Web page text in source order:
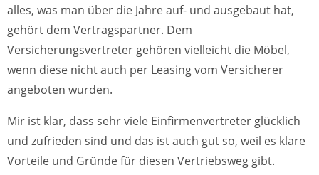
alles, was man über die Jahre auf- und ausgebaut hat,
gehört dem Vertragspartner. Dem
Versicherungsvertreter gehören vielleicht die Möbel,
wenn diese nicht auch per Leasing vom Versicherer
angeboten wurden.
Mir ist klar, dass sehr viele Einfirmenvertreter glücklich
und zufrieden sind und das ist auch gut so, weil es klare
Vorteile und Gründe für diesen Vertriebsweg gibt.